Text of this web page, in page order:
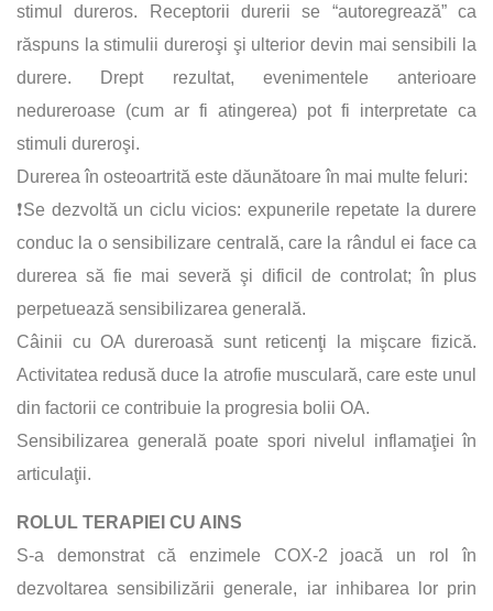
stimul dureros. Receptorii durerii se “autoregrează” ca
răspuns la stimulii dureroşi şi ulterior devin mai sensibili la
durere. Drept rezultat, evenimentele anterioare
nedureroase (cum ar fi atingerea) pot fi interpretate ca
stimuli dureroşi.
Durerea în osteoartrită este dăunătoare în mai multe feluri:
❗Se dezvoltă un ciclu vicios: expunerile repetate la durere
conduc la o sensibilizare centrală, care la rândul ei face ca
durerea să fie mai severă şi dificil de controlat; în plus
perpetuează sensibilizarea generală.
Câinii cu OA dureroasă sunt reticenţi la mişcare fizică.
Activitatea redusă duce la atrofie musculară, care este unul
din factorii ce contribuie la progresia bolii OA.
Sensibilizarea generală poate spori nivelul inflamaţiei în
articulaţii.
ROLUL TERAPIEI CU AINS
S-a demonstrat că enzimele COX-2 joacă un rol în
dezvoltarea sensibilizării generale, iar inhibarea lor prin